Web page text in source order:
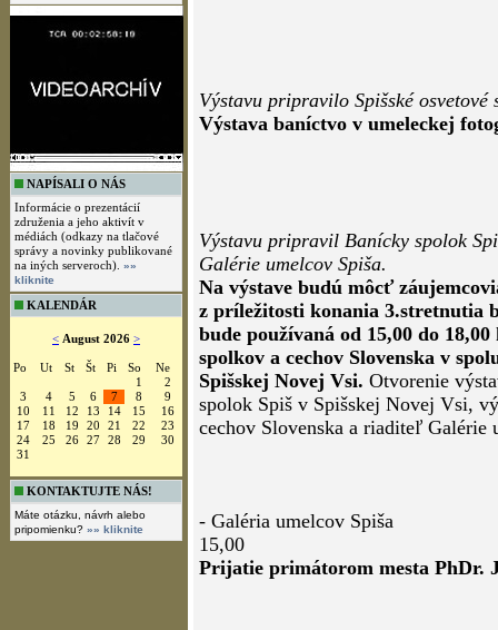
NAPÍSALI O NÁS
Informácie o prezentácií
združenia a jeho aktivít v
médiách (odkazy na tlačové
správy a novinky publikované
na iných serveroch). »»
kliknite
KALENDÁR
< August 2026 >
Po Ut St Št Pi So
Ne
1
2
3
4 5 6 7 8
9
10
11 12 13 14 15
16
17
18 19 20 21 22
23
24
25 26 27 28 29
30
31
KONTAKTUJTE NÁS!
Máte otázku, návrh alebo
pripomienku? »» kliknite
Výstavu pripravilo Spišské osvetové
Výstava baníctvo v umeleckej
Výstavu pripravil Banícky spolok
Galérie umelcov Spiša.
Na výstave budú môcť
z príležitosti konania 3.stretnutia
bude používaná od 15,00 do
spolkov a cechov Slovenska v
Spišskej Novej Vsi. Otvorenie
spolok Spiš v Spišskej Novej Vsi,
cechov Slovenska a riaditeľ Galérie
- Galéria umelcov Spiša
15,00
Prijatie primátorom mesta PhDr.